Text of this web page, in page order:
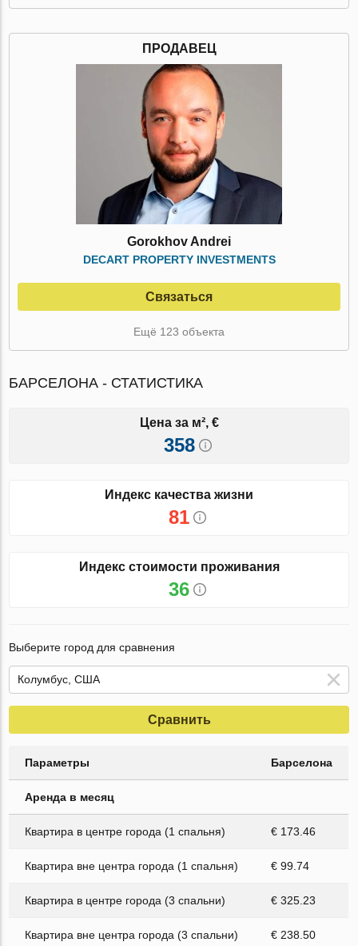
ПРОДАВЕЦ
Gorokhov Andrei
DECART PROPERTY INVESTMENTS
Связаться
Ещё 123 объекта
БАРСЕЛОНА - СТАТИСТИКА
Цена за м², €
358
Индекс качества жизни
81
Индекс стоимости проживания
36
Выберите город для сравнения
Сравнить
Параметры Барселона
Аренда в месяц
Квартира в центре города (1 спальня) € 173.46
Квартира вне центра города (1 спальня) € 99.74
Квартира в центре города (3 спальни) € 325.23
Квартира вне центра города (3 спальни) € 238.50